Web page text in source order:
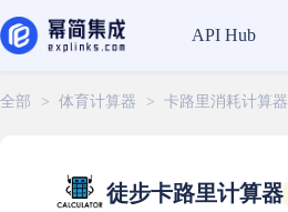
全部 > 体育计算器 > 卡路里消耗计算器
徒步卡路里计算器
API Hub